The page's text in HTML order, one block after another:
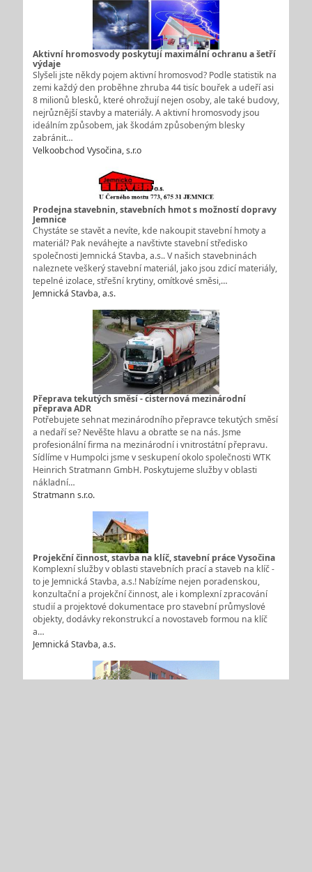
Aktivní hromosvody poskytují maximální ochranu a šetří
výdaje
Slyšeli jste někdy pojem aktivní hromosvod? Podle statistik na
zemi každý den proběhne zhruba 44 tisíc bouřek a udeří asi
8 milionů blesků, které ohrožují nejen osoby, ale také budovy,
nejrůznější stavby a materiály. A aktivní hromosvody jsou
ideálním způsobem, jak škodám způsobeným blesky
zabránit…
Velkoobchod Vysočina, s.r.o
Prodejna stavebnin, stavebních hmot s možností dopravy
Jemnice
Chystáte se stavět a nevíte, kde nakoupit stavební hmoty a
materiál? Pak neváhejte a navštivte stavební středisko
společnosti Jemnická Stavba, a.s.. V našich stavebninách
naleznete veškerý stavební materiál, jako jsou zdicí materiály,
tepelné izolace, střešní krytiny, omítkové směsi,…
Jemnická Stavba, a.s.
Přeprava tekutých směsí - cisternová mezinárodní
přeprava ADR
Potřebujete sehnat mezinárodního přepravce tekutých směsí
a nedaří se? Nevěšte hlavu a obraťte se na nás. Jsme
profesionální firma na mezinárodní i vnitrostátní přepravu.
Sídlíme v Humpolci jsme v seskupení okolo společnosti WTK
Heinrich Stratmann GmbH. Poskytujeme služby v oblasti
nákladní…
Stratmann s.r.o.
Projekční činnost, stavba na klíč, stavební práce Vysočina
Komplexní služby v oblasti stavebních prací a staveb na klíč -
to je Jemnická Stavba, a.s.! Nabízíme nejen poradenskou,
konzultační a projekční činnost, ale i komplexní zpracování
studií a projektové dokumentace pro stavební průmyslové
objekty, dodávky rekonstrukcí a novostaveb formou na klíč
a…
Jemnická Stavba, a.s.